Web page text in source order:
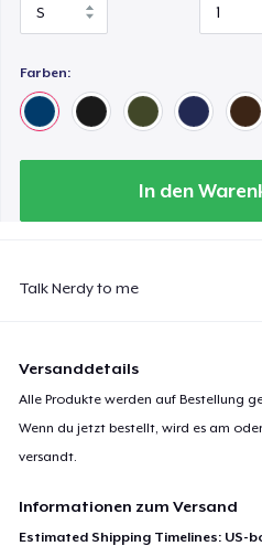
Farben:
In den
Talk Nerdy to me
Versanddetails
Alle Produkte werden auf Bestellung
Wenn du jetzt bestellt, wird es am
versandt.
Informationen zum Versand
Estimated Shipping Timelines: US-